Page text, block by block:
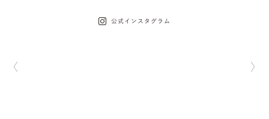
公式インスタグラム